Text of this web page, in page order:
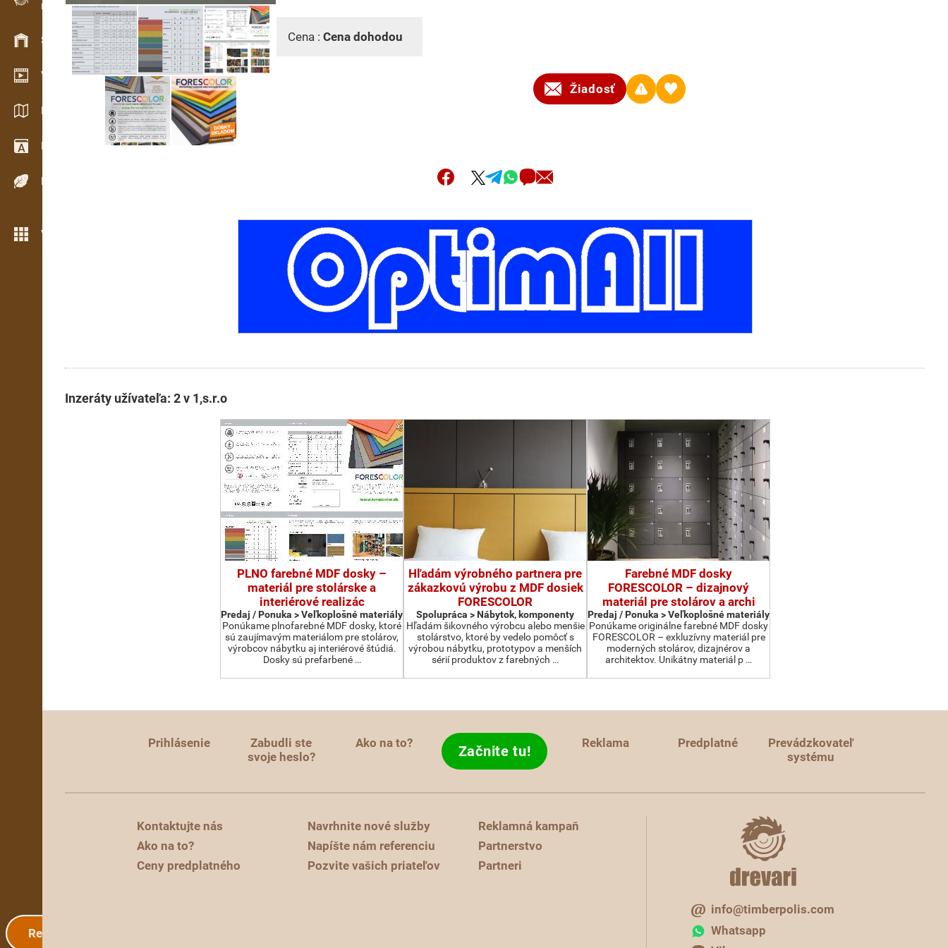
Evidencia dreva v teréne
Skladové hospodárstvo
Video showroom
Katalógy / Brožúry
Drevársky slovník
Dreviny
Viac možností
Registrácia
Cena : Cena dohodou
Žiadosť
Inzeráty užívateľa: 2 v 1,s.r.o
PLNO farebné MDF dosky –
materiál pre stolárske a
interiérové realizác
Predaj / Ponuka > Veľkoplošné materiály
Ponúkame plnofarebné MDF dosky, ktoré
sú zaujímavým materiálom pre stolárov,
výrobcov nábytku aj interiérové štúdiá.
Dosky sú prefarbené …
Hľadám výrobného partnera pre
zákazkovú výrobu z MDF dosiek
FORESCOLOR
Spolupráca > Nábytok, komponenty
Hľadám šikovného výrobcu alebo menšie
stolárstvo, ktoré by vedelo pomôcť s
výrobou nábytku, prototypov a menších
sérií produktov z farebných …
Farebné MDF dosky
FORESCOLOR – dizajnový
materiál pre stolárov a archi
Predaj / Ponuka > Veľkoplošné materiály
Ponúkame originálne farebné MDF dosky
FORESCOLOR – exkluzívny materiál pre
moderných stolárov, dizajnérov a
architektov. Unikátny materiál p …
Prihlásenie
Zabudli ste
svoje heslo?
Ako na to? Začnite tu! Reklama Predplatné
Prevádzkovateľ
systému
Kontaktujte nás
Ako na to?
Ceny predplatného
Navrhnite nové služby
Napíšte nám referenciu
Pozvite vašich priateľov
Reklamná kampaň
Partnerstvo
Partneri
info@timberpolis.com
Whatsapp